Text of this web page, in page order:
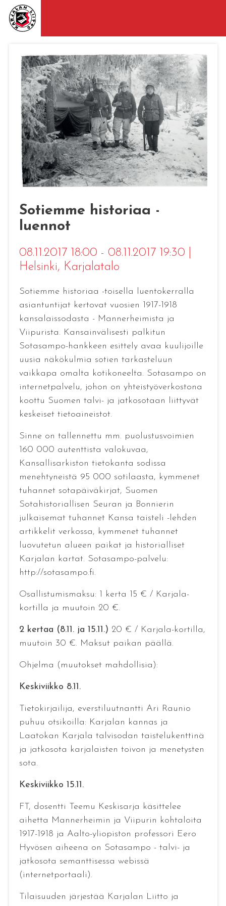
Sotiemme historiaa -
luennot
08.11.2017 18:00 - 08.11.2017 19:30
Helsinki, Karjalatalo
Sotiemme historiaa -toisella luentokerralla
asiantuntijat kertovat vuosien 1917-1918
kansalaissodasta - Mannerheimista ja
Viipurista. Kansainvälisesti palkitun
Sotasampo-hankkeen esittely avaa kuulijoille
uusia näkökulmia sotien tarkasteluun
vaikkapa omalta kotikoneelta. Sotasampo on
internetpalvelu, johon on yhteistyöverkostona
koottu Suomen talvi- ja jatkosotaan liittyvät
keskeiset tietoaineistot.
Sinne on tallennettu mm. puolustusvoimien
160 000 autenttista valokuvaa,
Kansallisarkiston tietokanta sodissa
menehtyneistä 95 000 sotilaasta, kymmenet
tuhannet sotapäiväkirjat, Suomen
Sotahistoriallisen Seuran ja Bonnierin
julkaisemat tuhannet Kansa taisteli -lehden
artikkelit verkossa, kymmenet tuhannet
luovutetun alueen paikat ja historialliset
Karjalan kartat. Sotasampo-palvelu:
http://sotasampo.fi.
Osallistumismaksu: 1 kerta 15 € / Karjala-
kortilla ja muutoin 20 €.
2 kertaa (8.11. ja 15.11.) 20 € / Karjala-kortilla,
muutoin 30 €. Maksut paikan päällä.
Ohjelma (muutokset mahdollisia):
Keskiviikko 8.11.
Tietokirjailija, everstiluutnantti Ari Raunio
puhuu otsikoilla: Karjalan kannas ja
Laatokan Karjala talvisodan taistelukenttinä
ja jatkosota karjalaisten toivon ja menetysten
sota.
Keskiviikko 15.11.
FT, dosentti Teemu Keskisarja käsittelee
aihetta Mannerheimin ja Viipurin kohtaloita
1917-1918 ja Aalto-yliopiston professori Eero
Hyvösen aiheena on Sotasampo - talvi- ja
jatkosota semanttisessa webissä
(internetportaali).
Tilaisuuden järjestää Karjalan Liitto ja